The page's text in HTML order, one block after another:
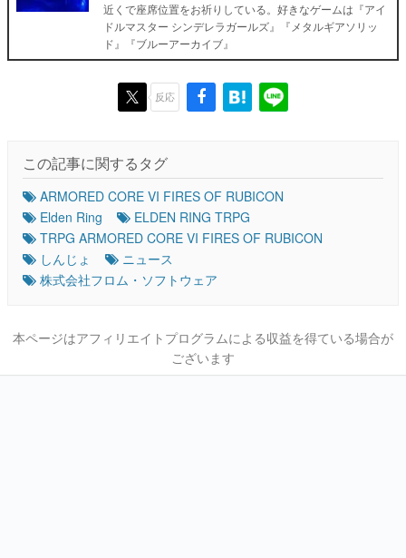
近くで座席位置をお祈りしている。好きなゲームは『アイ
ドルマスター シンデレラガールズ』『メタルギアソリッ
ド』『ブルーアーカイブ』
反応
この記事に関するタグ
ARMORED CORE VI FIRES OF RUBICON
Elden Ring
ELDEN RING TRPG
TRPG ARMORED CORE VI FIRES OF RUBICON
しんじょ
ニュース
株式会社フロム・ソフトウェア
本ページはアフィリエイトプログラムによる収益を得ている場合が
ございます